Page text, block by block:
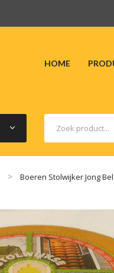
HOME
Boeren Stolwijker Jong